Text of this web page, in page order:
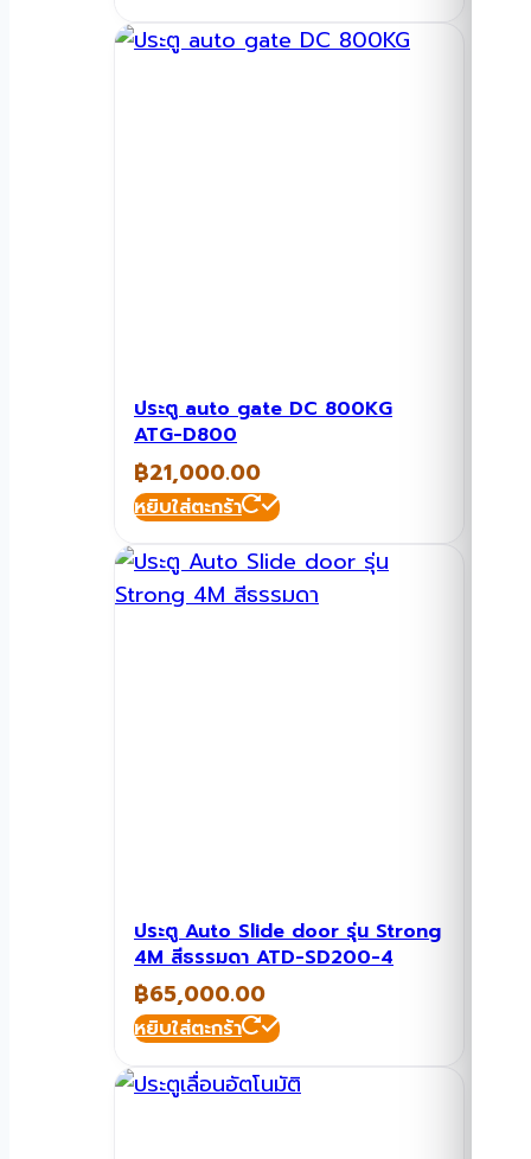
ประตู auto gate DC 800KG
ATG-D800
฿21,000.00
หยิบใส่ตะกร้า
ประตู Auto Slide door รุ่น Strong
4M สีธรรมดา ATD-SD200-4
฿65,000.00
หยิบใส่ตะกร้า